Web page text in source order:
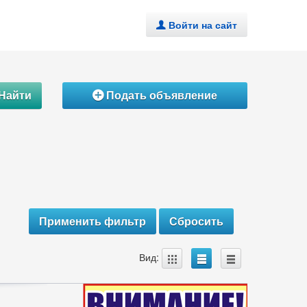
. Войти на сайт
ÁПодать объявление
Вид: A B C